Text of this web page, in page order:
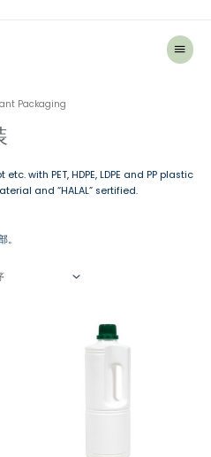
主
菜
Packaging
with PET, HDPE, LDPE and PP plastic
and “HALAL” sertified.
。